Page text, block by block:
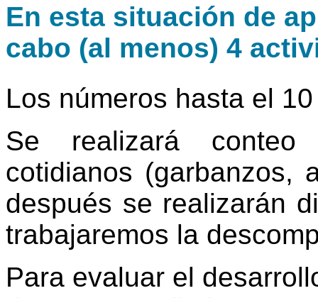
En esta situación de
cabo (al menos) 4
Los números hasta el 10
Se realizará conteo
cotidianos (garbanzos,
después se realizarán
trabajaremos la
Para evaluar el